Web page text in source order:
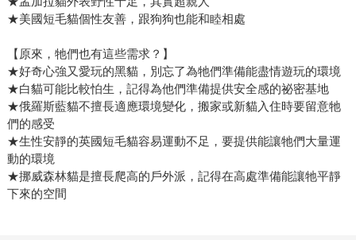
★美國短毛貓個性友善，跟狗狗也能和睦相處
【原來，牠們也有這些需求？】
★好奇心強又愛玩的黑貓，別忘了為牠們準備能盡情遊玩的環境
★白貓可能比較怕生，記得為他們準備提供安全感的祕密基地
★俄羅斯藍貓不擅長適應環境變化，搬家或新貓入住時要留意牠
們的感受
★生性安靜的英國短毛貓容易運動不足，要提供能讓牠們大量運
動的環境
★挪威森林貓是擅長爬高的戶外派，記得在高處準備能讓牠平靜
下來的空間